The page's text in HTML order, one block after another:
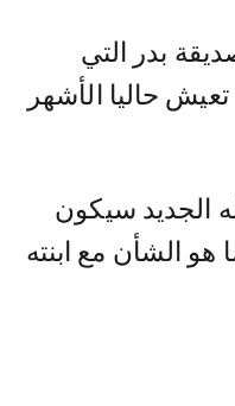
بدر التي
حاليا الأشهر
الجديد سيكون
هو الشأن مع ابنته